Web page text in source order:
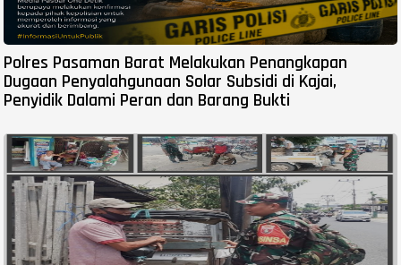
Polres Pasaman Barat Melakukan Penangkapan
Dugaan Penyalahgunaan Solar Subsidi di Kajai,
Penyidik Dalami Peran dan Barang Bukti